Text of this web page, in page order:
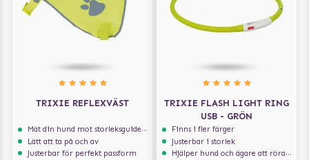
TRIXIE REFLEXVÄST
Mät din hund mot storleksguiden för att få rätt storlek
Lätt att ta på och av
Justerbar för perfekt passform
TRIXIE FLASH LIGHT RING
USB - GRÖN
Finns i fler färger
Justerbar i storlek
Hjälper hund och ägare att röra sig säkert i trafiken